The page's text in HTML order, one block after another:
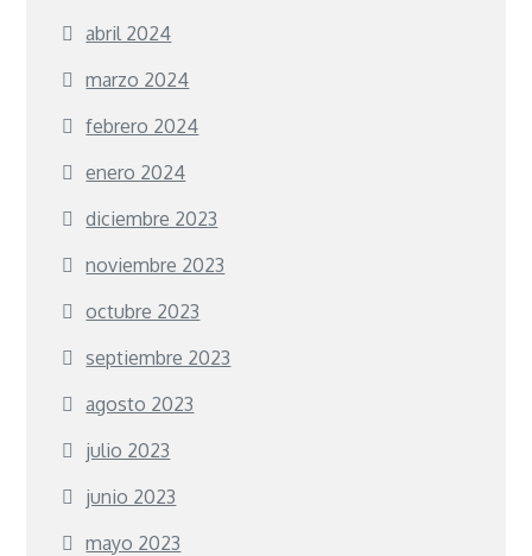
abril 2024
marzo 2024
febrero 2024
enero 2024
diciembre 2023
noviembre 2023
octubre 2023
septiembre 2023
agosto 2023
julio 2023
junio 2023
mayo 2023